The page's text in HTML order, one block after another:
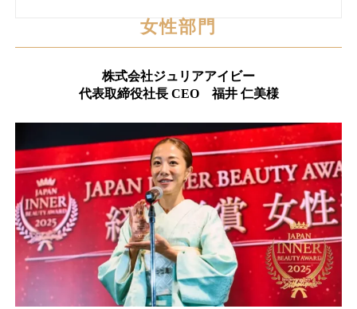
女性部門
株式会社ジュリアアイビー
代表取締役社長 CEO 福井 仁美様